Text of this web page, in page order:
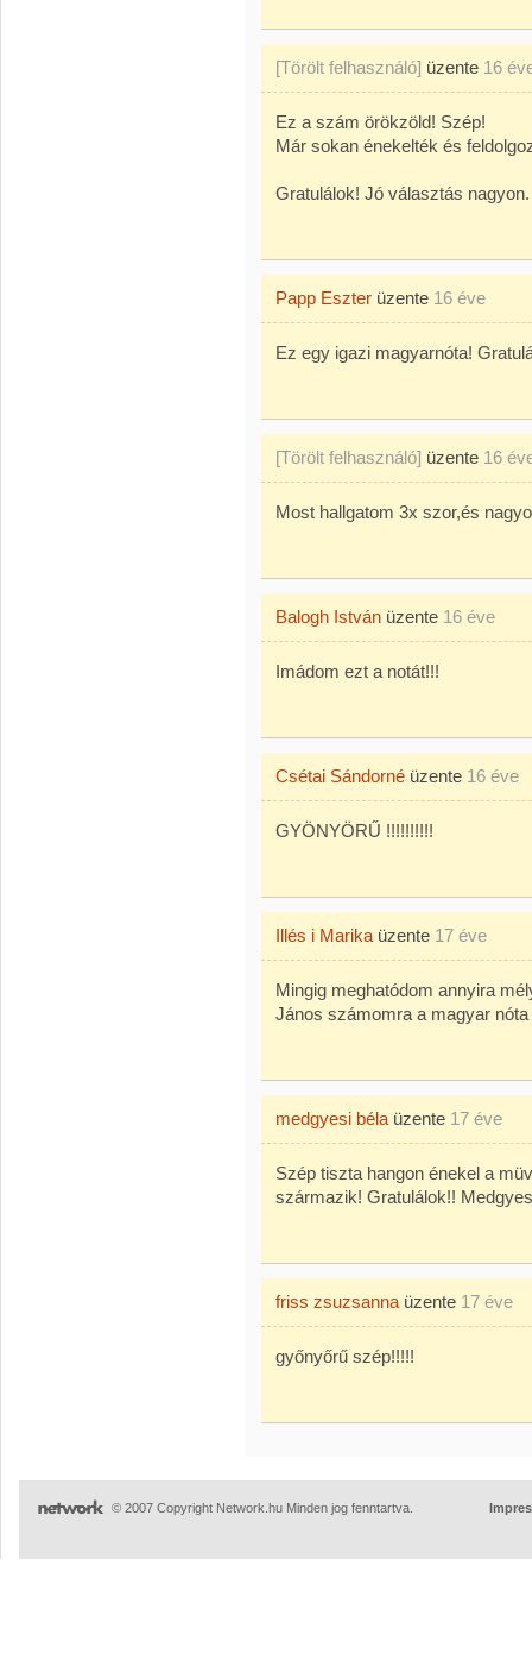
[Törölt felhasználó] üzente 16
Ez a szám örökzöld! Szép!
Már sokan énekelték és
Gratulálok! Jó választás nagyon.
Papp Eszter üzente 16 éve
Ez egy igazi magyarnóta!
[Törölt felhasználó] üzente 16
Most hallgatom 3x szor,és
Balogh István üzente 16 éve
Imádom ezt a notát!!!
Csétai Sándorné üzente 16 éve
GYÖNYÖRŰ !!!!!!!!!!
Illés i Marika üzente 17 éve
Mingig meghatódom annyira
János számomra a magyar
medgyesi béla üzente 17 éve
Szép tiszta hangon énekel a
származik! Gratulálok!!
friss zsuzsanna üzente 17 éve
győnyőrű szép!!!!!
© 2007 Copyright Network.hu Minden jog fenntartva.